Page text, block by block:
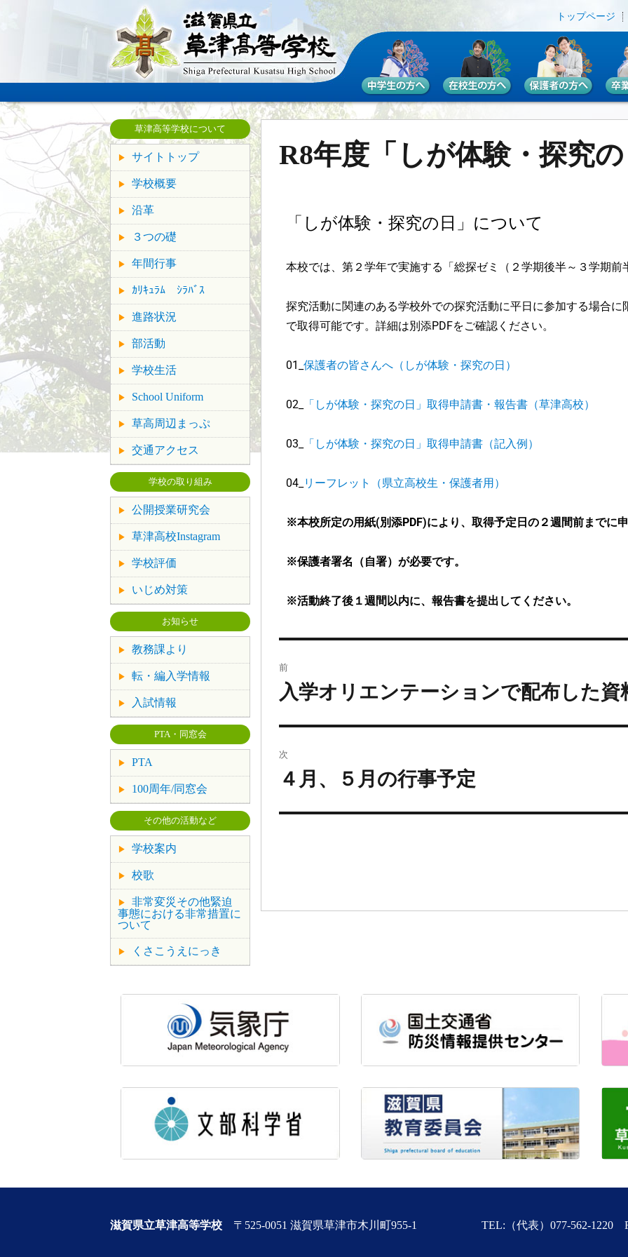
トップページ
草津高等学校について
サイトトップ
学校概要
沿革
３つの礎
年間行事
ｶﾘｷｭﾗﾑ ｼﾗﾊﾞｽ
進路状況
部活動
学校生活
School Uniform
草高周辺まっぷ
交通アクセス
学校の取り組み
公開授業研究会
草津高校Instagram
学校評価
いじめ対策
お知らせ
教務課より
転・編入学情報
入試情報
PTA・同窓会
PTA
100周年/同窓会
その他の活動など
学校案内
校歌
非常変災その他緊迫
事態における非常措置に
ついて
くさこうえにっき
R8年度「しが体験・探究
「しが体験・探究の日」について
本校では、第２学年で実施する「総探ゼミ（２学期後半～３学期前
探究活動に関連のある学校外での探究活動に平日に参加する場合
で取得可能です。詳細は別添PDFをご確認ください。
01_ 保護者の皆さんへ（しが体験・探究の日）
02_ 「しが体験・探究の日」取得申請書・報告書（草津高校）
03_ 「しが体験・探究の日」取得申請書（記入例）
04_ リーフレット（県立高校生・保護者用）
※本校所定の用紙(別添PDF)により、取得予定日の２週間前までに
※保護者署名（自署）が必要です。
※活動終了後１週間以内に、報告書を提出してください。
前
入学オリエンテーションで配布した資
次
４月、５月の行事予定
滋賀県立草津高等学校 〒525-0051 滋賀県草津市木川町955-1 TEL:（代表）077-562-1220